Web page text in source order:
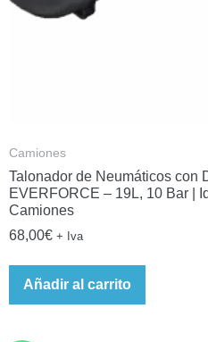
Camiones
Talonador de Neumáticos con
EVERFORCE – 19L, 10 Bar |
Camiones
68,00€ + Iva
Añadir al carrito